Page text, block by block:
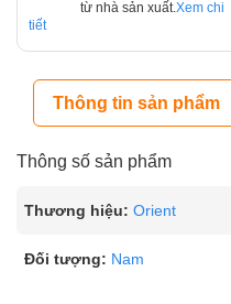
từ nhà sản xuất. Xem chi
tiết
Thông tin sản phẩm
Thông số sản phẩm
Thương hiệu: Orient
Đối tượng: Nam